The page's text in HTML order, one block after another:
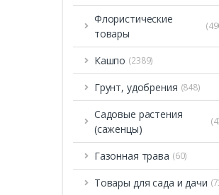
Флористические
товары
Кашпо (2389)
Грунт, удобрения (848)
Садовые растения
(саженцы)
Газонная трава (60)
Товары для сада и дачи